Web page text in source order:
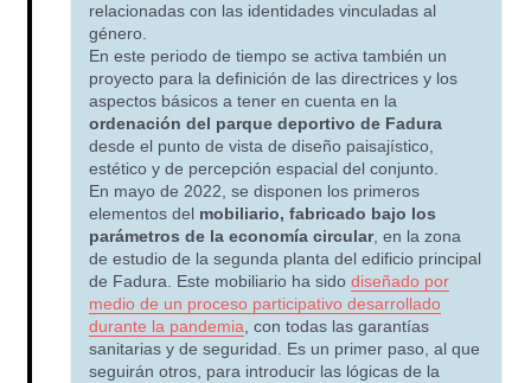
relacionadas con las identidades vinculadas al
género.
En este periodo de tiempo se activa también un
proyecto para la definición de las directrices y los
aspectos básicos a tener en cuenta en la
ordenación del parque deportivo de Fadura
desde el punto de vista de diseño paisajístico,
estético y de percepción espacial del conjunto.
En mayo de 2022, se disponen los primeros
elementos del mobiliario, fabricado bajo los
parámetros de la economía circular, en la zona
de estudio de la segunda planta del edificio principal
de Fadura. Este mobiliario ha sido diseñado por
medio de un proceso participativo desarrollado
durante la pandemia , con todas las garantías
sanitarias y de seguridad. Es un primer paso, al que
seguirán otros, para introducir las lógicas de la